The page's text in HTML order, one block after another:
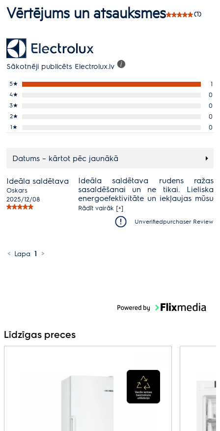
Vērtējums un atsauksmes (1)
Sākotnēji publicēts Electrolux.lv
5★ 1
4★ 0
3★ 0
2★ 0
1★ 0
Datums – kārtot pēc jaunākā
Ideāla saldētava
Oskars
2025/12/08
Ideāla saldētava rudens ražas
sasaldēšanai un ne tikai. Lieliska
energoefektivitāte un iekļaujas mūsu
interjerā. Super!
Rādīt vairāk [+]
Unverifiedpurchaser Review
< Lapa 1 >
Līdzīgas preces